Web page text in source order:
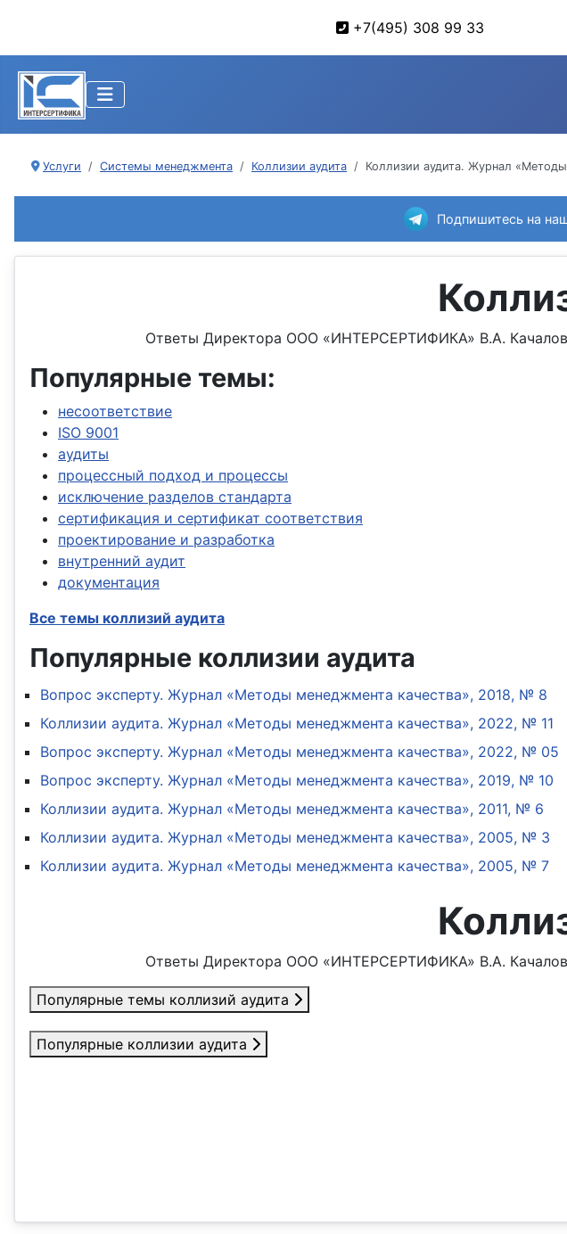
+7(495) 308 99 33
Услуги Системы менеджмента Коллизии аудита Коллизии аудита. Журнал
Подпишитесь на
Ответы Директора ООО «ИНТЕРСЕРТИФИКА» В.А.
Популярные темы:
несоответствие
ISO 9001
аудиты
процессный подход и процессы
исключение разделов стандарта
сертификация и сертификат соответствия
проектирование и разработка
внутренний аудит
документация
Все темы коллизий аудита
Популярные коллизии аудита
Вопрос эксперту. Журнал «Методы менеджмента качества», 2018, № 8
Коллизии аудита. Журнал «Методы менеджмента качества», 2022, № 11
Вопрос эксперту. Журнал «Методы менеджмента качества», 2022, № 05
Вопрос эксперту. Журнал «Методы менеджмента качества», 2019, № 10
Коллизии аудита. Журнал «Методы менеджмента качества», 2011, № 6
Коллизии аудита. Журнал «Методы менеджмента качества», 2005, № 3
Коллизии аудита. Журнал «Методы менеджмента качества», 2005, № 7
Ответы Директора ООО «ИНТЕРСЕРТИФИКА» В.А.
Популярные темы коллизий аудита
Популярные коллизии аудита